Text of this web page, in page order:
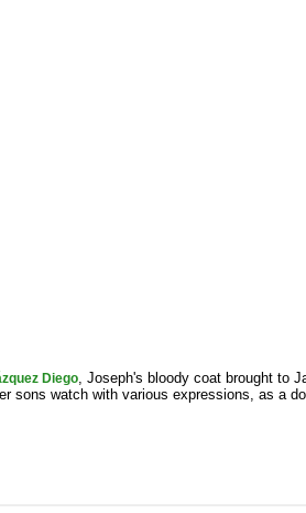
Diego
, Joseph's bloody coat brought to
sons watch with various expressions, as a